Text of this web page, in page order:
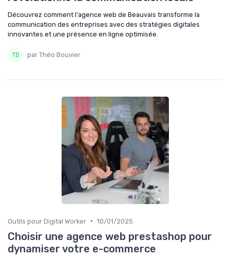
Découvrez comment l'agence web de Beauvais transforme la
communication des entreprises avec des stratégies digitales
innovantes et une présence en ligne optimisée.
par Théo Bouvier
Outils pour Digital Worker • 10/01/2025
Choisir une agence web prestashop pour
dynamiser votre e-commerce